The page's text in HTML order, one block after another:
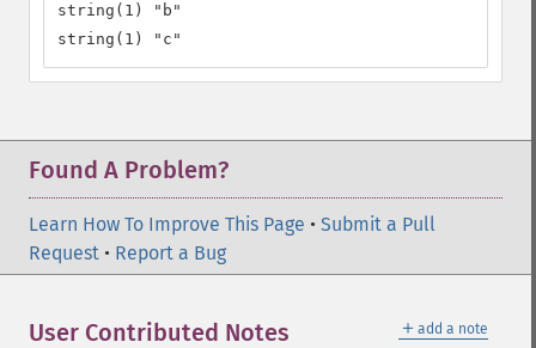
string(1) "b"
string(1) "c"
Found A Problem?
Learn How To Improve This Page • Submit a Pull
Request • Report a Bug
＋ add a note
User Contributed Notes